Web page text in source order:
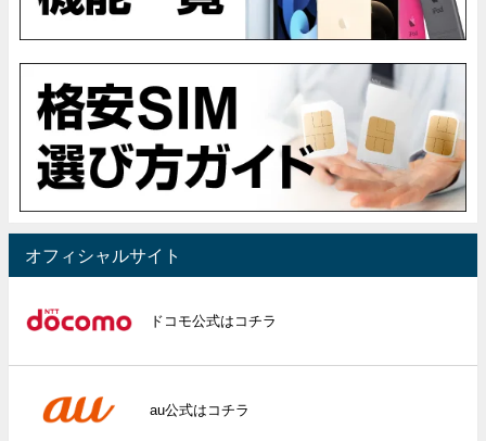
オフィシャルサイト
ドコモ公式はコチラ
au公式はコチラ